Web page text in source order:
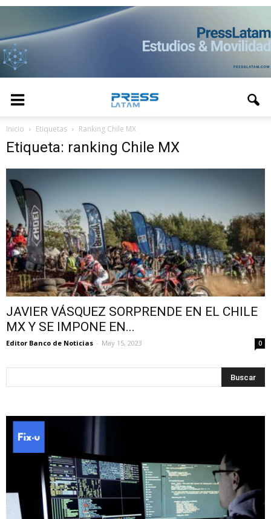
Inicio Etiquetas Ranking Chile MX
Etiqueta: ranking Chile MX
JAVIER VÁSQUEZ SORPRENDE EN EL CHILE
MX Y SE IMPONE EN...
Editor Banco de Noticias - May 15, 2023 0